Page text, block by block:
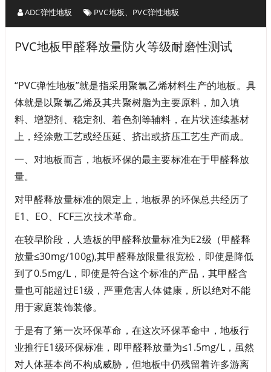
ADC弹性地板 PVC地板、 PVC弹性地板
PVC地板甲醛释放量防火等级耐磨性测试
“PVC弹性地板”就是指采用聚氯乙烯材料生产的地板。具
体就是以聚氯乙烯及其共聚树脂为主要原料，加入填
料、增塑剂、稳定剂、着色剂等辅料，在片状连续基材
上，经涂敷工艺或经压延、挤出或挤压工艺生产而成。
一、对地板而言，地板环保的最主要标准在于甲醛释放
量。
对甲醛释放量标准的限定上，地板界的环保总共经历了
E1、EO、FCF三次技术革命。
在较早阶段，人造板的甲醛释放量标准为E2级（甲醛释
放量≤30mg/100g),其甲醛释放限量很宽松，即使是降低
到了0.5mg/L，即使是符合这个标准的产品，其甲醛含
量也可能超过E1级，严重危害人体健康，所以绝对不能
用于家庭装饰装修。
于是有了第一次环保革命，在这次环保革命中，地板行
业推行E1级环保标准，即甲醛释放量为≤1.5mg/L，虽然
对人体基本尚不构成威胁，但地板中仍残留着许多游离